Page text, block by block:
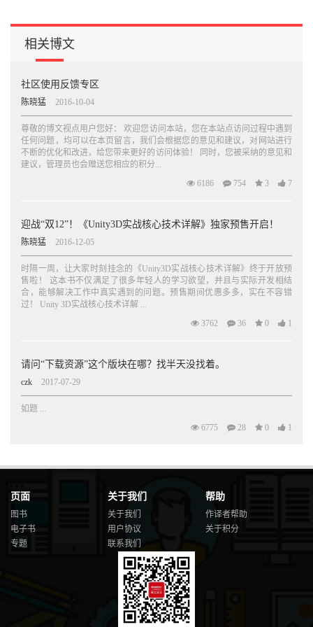
相关博文
社区使用反馈专区
陈晓猛 2016-10-04
尊敬的博文视点用户您好： 欢迎您访问本站，您在本站点访问过程中遇到
任何问题，均可以在本页留言，我们会根据您的意见和建议，对网站进行
不断的优化和改进，给您带来更好的访问体验！ 同时，您被采纳的意见和
建议，管理员也会赠送您相应的积分...
6186
754 3 7
迎战“双12”！《Unity3D实战核心技术详解》独家预售开启！
陈晓猛 2016-12-05
时隔一周，让大家时刻挂念的《Unity3D实战核心技术详解》终于开放预
售啦！ 这本书不仅满足了很多年轻人的学习欲望，并且与实际开发相结
合，能够解决工作中真实遇到的问题。预售期间优惠多多，实在不容错
过！ Unity 3D实战核心技术详解 ...
3762
36 0 1
请问“下载资源”这个版块在哪？找半天没找着。
czk 2017-07-29
如题 ...
6775
28 0 1
页面
图书
电子书
专题
关于我们
关于我们
用户协议
联系我们
帮助
作译者帮助
关于积分